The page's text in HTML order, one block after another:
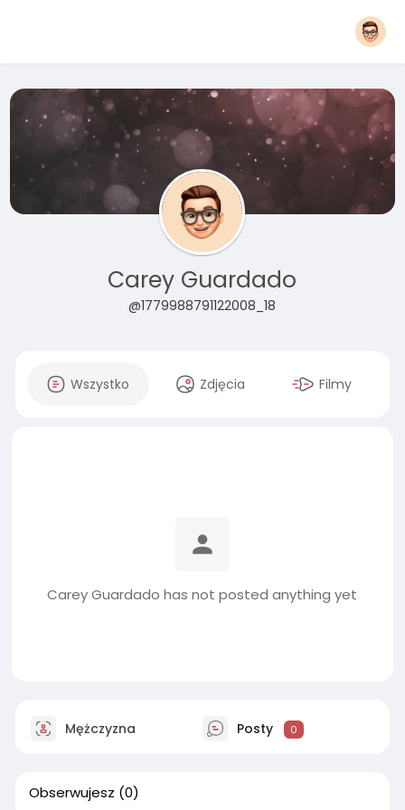
Carey Guardado
@1779988791122008_18
Wszystko Zdjęcia Filmy
Carey Guardado has not posted anything yet
Mężczyzna Posty 0
Obserwujesz (0)